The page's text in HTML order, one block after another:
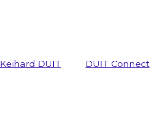
Keihard DUIT DUIT Connect